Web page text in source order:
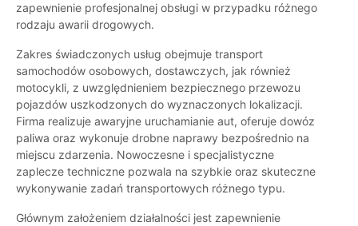
zapewnienie profesjonalnej obsługi w przypadku różnego
rodzaju awarii drogowych.
Zakres świadczonych usług obejmuje transport
samochodów osobowych, dostawczych, jak również
motocykli, z uwzględnieniem bezpiecznego przewozu
pojazdów uszkodzonych do wyznaczonych lokalizacji.
Firma realizuje awaryjne uruchamianie aut, oferuje dowóz
paliwa oraz wykonuje drobne naprawy bezpośrednio na
miejscu zdarzenia. Nowoczesne i specjalistyczne
zaplecze techniczne pozwala na szybkie oraz skuteczne
wykonywanie zadań transportowych różnego typu.
Głównym założeniem działalności jest zapewnienie